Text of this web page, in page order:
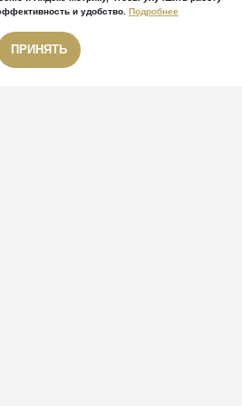
Звонок бесплатный
и удобство. Подробнее
ПРИНЯТЬ